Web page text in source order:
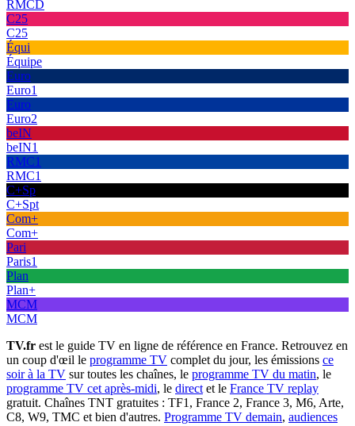
RMCD
C25
C25
Équi
Équipe
Euro
Euro1
Euro
Euro2
beIN
beIN1
RMC1
RMC1
C+Sp
C+Spt
Com+
Com+
Pari
Paris1
Plan
Plan+
MCM
MCM
TV.fr est le guide TV en ligne de référence en France. Retrouvez en
un coup d'œil le programme TV complet du jour, les émissions ce
soir à la TV sur toutes les chaînes, le programme TV du matin, le
programme TV cet après-midi, le direct et le France TV replay
gratuit. Chaînes TNT gratuites : TF1, France 2, France 3, M6, Arte,
C8, W9, TMC et bien d'autres. Programme TV demain, audiences